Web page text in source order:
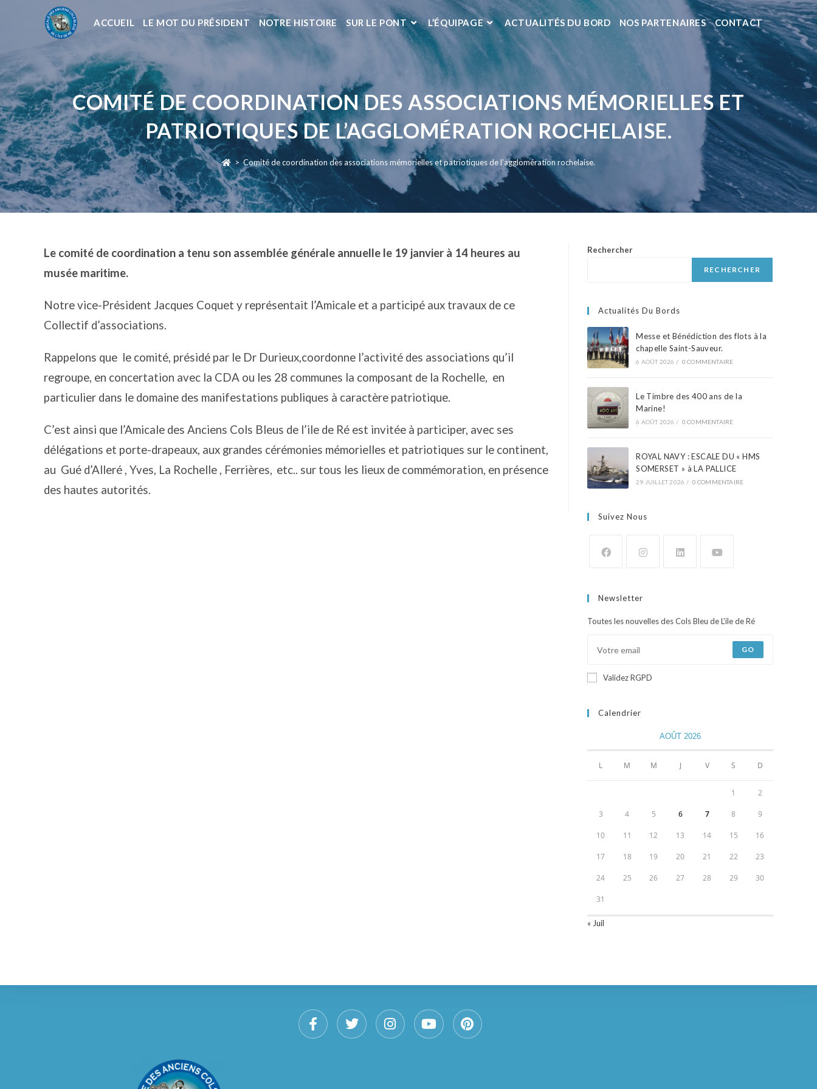
ACCUEIL LE MOT DU PRÉSIDENT NOTRE HISTOIRE SUR LE PONT L’ÉQUIPAGE ACTUALITÉS DU BORD NOS PARTENAIRES CONTACT
COMITÉ DE COORDINATION DES ASSOCIATIONS MÉMORIELLES ET
PATRIOTIQUES DE L’AGGLOMÉRATION ROCHELAISE.
> Comité de coordination des associations mémorielles et patriotiques de l’agglomération rochelaise.
Le comité de coordination a tenu son assemblée générale annuelle le 19 janvier à 14 heures au
musée maritime.
Notre vice-Président Jacques Coquet y représentait l’Amicale et a participé aux travaux de ce
Collectif d’associations.
Rappelons que le comité, présidé par le Dr Durieux,coordonne l’activité des associations qu’il
regroupe, en concertation avec la CDA ou les 28 communes la composant de la Rochelle, en
particulier dans le domaine des manifestations publiques à caractère patriotique.
C’est ainsi que l’Amicale des Anciens Cols Bleus de l’ile de Ré est invitée à participer, avec ses
délégations et porte-drapeaux, aux grandes cérémonies mémorielles et patriotiques sur le continent,
au Gué d’Alleré , Yves, La Rochelle , Ferrières, etc.. sur tous les lieux de commémoration, en présence
des hautes autorités.
Rechercher
RECHERCHER
Actualités Du Bords
Messe et Bénédiction des flots à la
chapelle Saint-Sauveur.
6 AOÛT 2026 / 0 COMMENTAIRE
Le Timbre des 400 ans de la
Marine!
6 AOÛT 2026 / 0 COMMENTAIRE
ROYAL NAVY : ESCALE DU « HMS
SOMERSET » à LA PALLICE
29 JUILLET 2026 / 0 COMMENTAIRE
Suivez Nous
Newsletter
Toutes les nouvelles des Cols Bleu de L'ile de Ré
GO
Validez RGPD
Calendrier
AOÛT 2026
L M M J V S D
1 2
3 4 5 6 7 8 9
10 11 12 13 14 15 16
17 18 19 20 21 22 23
24 25 26 27 28 29 30
31
« Juil